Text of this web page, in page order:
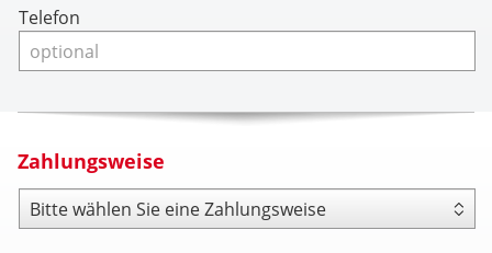
Telefon
Zahlungsweise
Zahlungsweise